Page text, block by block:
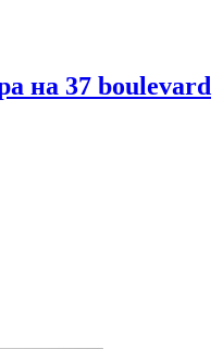
на 37 boulevard